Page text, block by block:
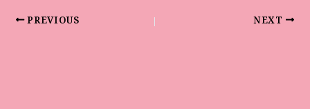
PREVIOUS NEXT